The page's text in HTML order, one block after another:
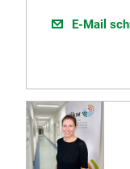
E-Mail